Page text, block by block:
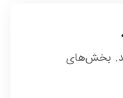
بخش‌های